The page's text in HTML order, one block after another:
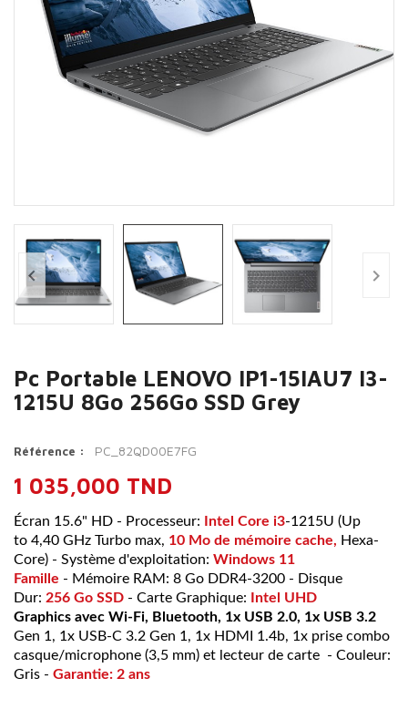
 
Pc Portable LENOVO IP1-15IAU7 I3-
1215U 8Go 256Go SSD Grey
Référence : PC_82QD00E7FG
1 035,000 TND
Écran 15.6" HD - Processeur: Intel Core i3-1215U (Up
to 4,40 GHz Turbo max, 10 Mo de mémoire cache, Hexa-
Core) - Système d'exploitation: Windows 11
Famille - Mémoire RAM: 8 Go DDR4-3200 - Disque
Dur: 256 Go SSD - Carte Graphique:
Intel UHD
Graphics avec Wi-Fi, Bluetooth, 1x USB 2.0, 1x USB 3.2
Gen 1, 1x USB-C 3.2 Gen 1, 1x HDMI 1.4b, 1x prise combo
casque/microphone (3,5 mm) et lecteur de carte - Couleur:
Gris - Garantie: 2 ans